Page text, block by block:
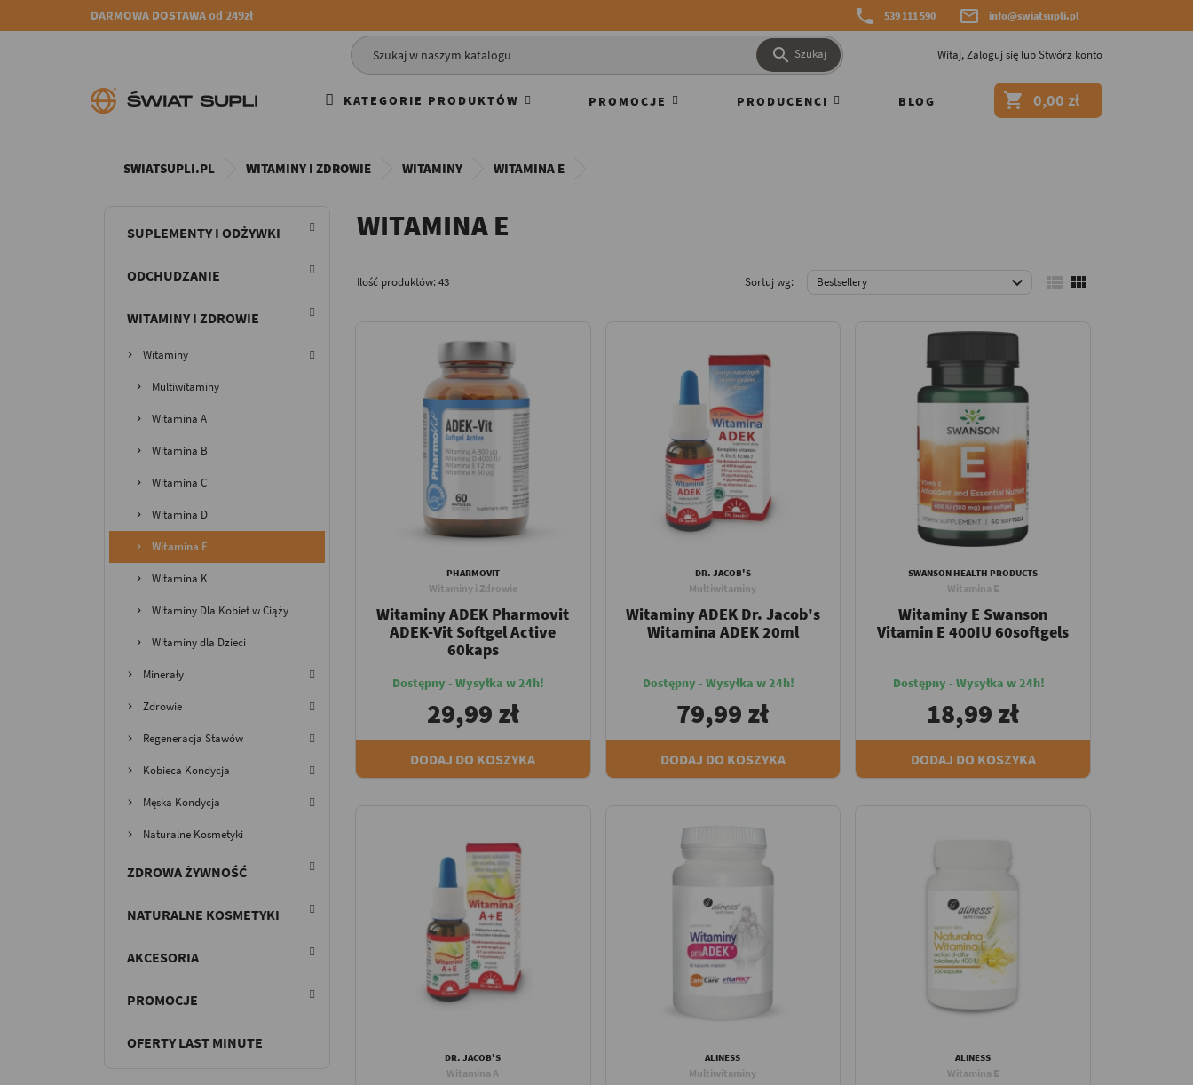
DARMOWA DOSTAWA od 249zł  539 111 590  info@swiatsupli.pl
 Szukaj Witaj,Zaloguj się lubStwórz konto
KATEGORIE PRODUKTÓW PROMOCJE PRODUCENCI BLOG  0,00 zł
SWIATSUPLI.PL WITAMINY I ZDROWIE WITAMINY WITAMINA E
SUPLEMENTY I ODŻYWKI
ODCHUDZANIE
WITAMINY I ZDROWIE
Witaminy
Multiwitaminy
Witamina A
Witamina B
Witamina C
Witamina D
Witamina E
Witamina K
Witaminy Dla Kobiet w Ciąży
Witaminy dla Dzieci
Minerały
Zdrowie
Regeneracja Stawów
Kobieca Kondycja
Męska Kondycja
Naturalne Kosmetyki
ZDROWA ŻYWNOŚĆ
NATURALNE KOSMETYKI
AKCESORIA
PROMOCJE
OFERTY LAST MINUTE
WITAMINA E
Ilość produktów: 43 Sortuj wg: Bestsellery   
PHARMOVIT
Witaminy i Zdrowie
Witaminy ADEK Pharmovit
ADEK-Vit Softgel Active
60kaps
Dostępny - Wysyłka w 24h!
29,99 zł
DODAJ DO KOSZYKA
DR. JACOB'S
Multiwitaminy
Witaminy ADEK Dr. Jacob's
Witamina ADEK 20ml
Dostępny - Wysyłka w 24h!
79,99 zł
DODAJ DO KOSZYKA
SWANSON HEALTH PRODUCTS
Witamina E
Witaminy E Swanson
Vitamin E 400IU 60softgels
Dostępny - Wysyłka w 24h!
18,99 zł
DODAJ DO KOSZYKA
DR. JACOB'S
Witamina A
ALINESS
Multiwitaminy
ALINESS
Witamina E